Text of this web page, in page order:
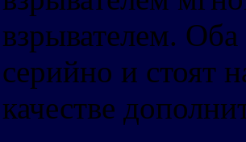
взрывателем. Оба
серийно и стоят
качестве